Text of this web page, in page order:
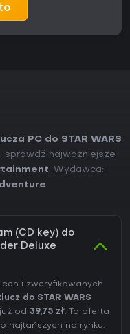
PC do STAR WARS
, sprawdź najważniejsze
. Wydawca:
.
(CD key) do
Deluxe
i zweryfikowanych
do STAR WARS
już od 39,75 zł. Ta oferta
najtańszych na rynku.